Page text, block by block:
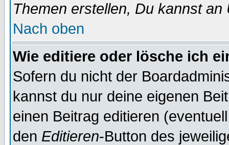
Themen erstellen, Du kannst
Nach oben
Wie editiere oder lösche ich
Sofern du nicht der
kannst du nur deine eigenen
einen Beitrag editieren
den Editieren-Button des